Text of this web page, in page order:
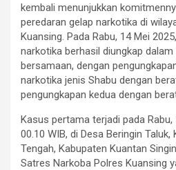
kembali menunjukkan
peredaran gelap narkotika di
Kuansing. Pada Rabu, 14 Mei
narkotika berhasil diungkap
bersamaan, dengan
narkotika jenis Shabu dengan
pengungkapan kedua dengan
Kasus pertama terjadi pada Rabu,
00.10 WIB, di Desa Beringin
Tengah, Kabupaten Kuantan
Satres Narkoba Polres Kuansing